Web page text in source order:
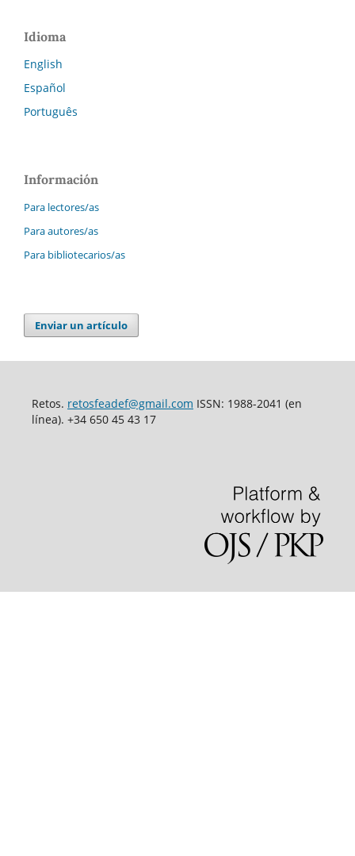
Idioma
English
Español
Português
Información
Para lectores/as
Para autores/as
Para bibliotecarios/as
Enviar un artículo
Retos. retosfeadef@gmail.com ISSN: 1988-2041 (en
línea). +34 650 45 43 17